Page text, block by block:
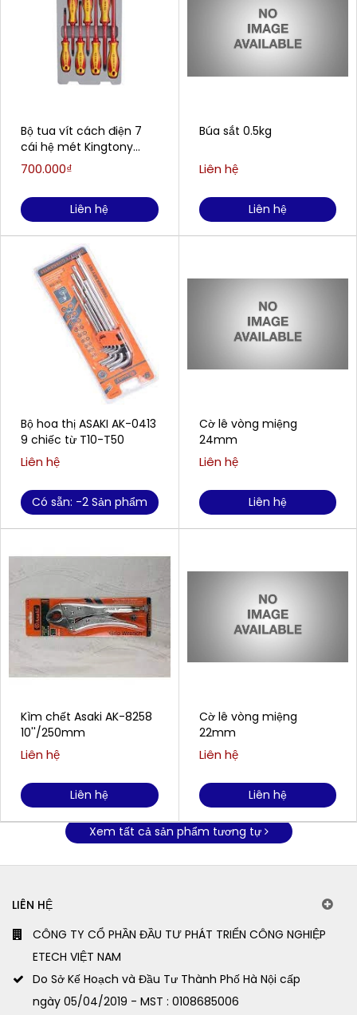
Bộ tua vít cách điện 7
cái hệ mét Kingtony
30617MR
700.000₫
Liên hệ
Bộ hoa thị ASAKI AK-0413
9 chiếc từ T10-T50
Liên hệ
Có sẵn: -2 Sản phẩm
Kìm chết Asaki AK-8258
10''/250mm
Liên hệ
Liên hệ
Búa sắt 0.5kg
Liên hệ
Liên hệ
Cờ lê vòng miệng
24mm
Liên hệ
Liên hệ
Cờ lê vòng miệng
22mm
Liên hệ
Liên hệ
Xem tất cả sản phẩm tương tự
LIÊN HỆ
CÔNG TY CỔ PHẦN ĐẦU TƯ PHÁT TRIỂN CÔNG NGHIỆP
ETECH VIỆT NAM
Do Sở Kế Hoạch và Đầu Tư Thành Phố Hà Nội cấp
ngày 05/04/2019 - MST : 0108685006